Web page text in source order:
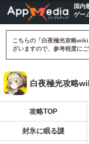
国内
ゲー
こちらの「白夜極光攻略
ざいますので、参考程度にご
白夜極光攻略
攻略TOP
封氷に眠る謎